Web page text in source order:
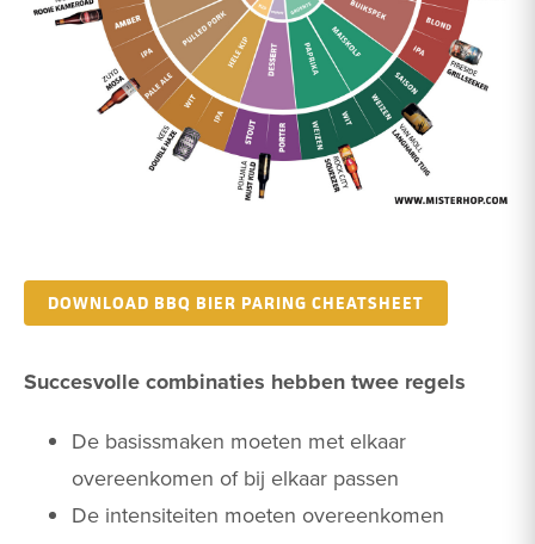
DOWNLOAD BBQ BIER PARING CHEATSHEET
Succesvolle combinaties hebben twee regels
De basissmaken moeten met elkaar
overeenkomen of bij elkaar passen
De intensiteiten moeten overeenkomen